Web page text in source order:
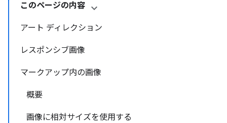
このページの内容
アート ディレクション
レスポンシブ画像
マークアップ内の画像
概要
画像に相対サイズを使用する